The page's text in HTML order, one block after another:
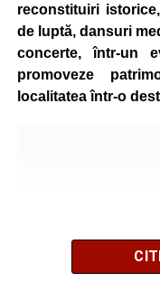
reconstituiri
de luptă, dansuri
concerte, într-un
promoveze
localitatea într-o